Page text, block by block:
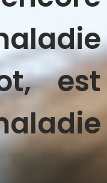
est